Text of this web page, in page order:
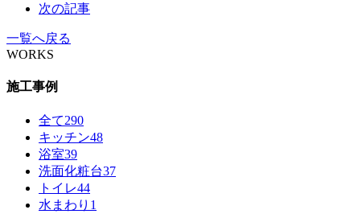
次の記事
一覧へ戻る
WORKS
施工事例
全て290
キッチン48
浴室39
洗面化粧台37
トイレ44
水まわり 1